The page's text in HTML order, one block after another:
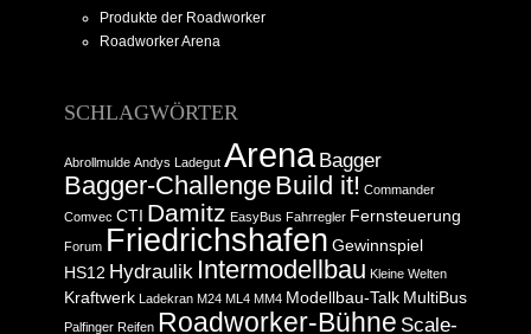
Produkte der Roadworker
Roadworker Arena
SCHLAGWÖRTER
Abrollmulde Andys Ladegut Arena Bagger
Bagger-ChallengeBuild it! Commander
Comvec CTI Damitz EasyBus Fahrregler Fernsteuerung
Forum Friedrichshafen Gewinnspiel
HS12 Hydraulik Intermodellbau Kleine Welten
Kraftwerk Ladekran M24 ML4 MM4 Modellbau-Talk MultiBus
Palfinger Reifen Roadworker-Bühne Scale-